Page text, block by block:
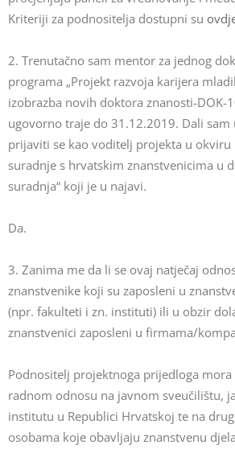
Kriteriji za podnositelja dostupni su
2. Trenutačno sam mentor za jednog
programa „Projekt razvoja karijera
izobrazba novih doktora znanosti-DOK-
ugovorno traje do 31.12.2019. Dali sam
prijaviti se kao voditelj projekta u okviru
suradnje s hrvatskim znanstvenicima u
suradnja“ koji je u najavi.
Da.
3. Zanima me da li se ovaj natječaj
znanstvenike koji su zaposleni u
(npr. fakulteti i zn. instituti) ili u obzir
znanstvenici zaposleni u firmama/
Podnositelj projektnoga prijedloga
radnom odnosu na javnom sveučilištu,
institutu u Republici Hrvatskoj te na
osobama koje obavljaju znanstvenu